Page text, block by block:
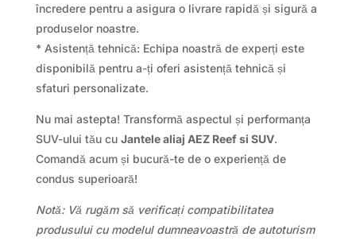
încredere pentru a asigura o livrare rapidă și sigură a
produselor noastre.
* Asistență tehnică: Echipa noastră de experți este
disponibilă pentru a-ți oferi asistență tehnică și
sfaturi personalizate.
Nu mai astepta! Transformă aspectul și performanța
SUV-ului tău cu Jantele aliaj AEZ Reef si SUV.
Comandă acum și bucură-te de o experiență de
condus superioară!
Notă: Vă rugăm să verificați compatibilitatea
produsului cu modelul dumneavoastră de autoturism